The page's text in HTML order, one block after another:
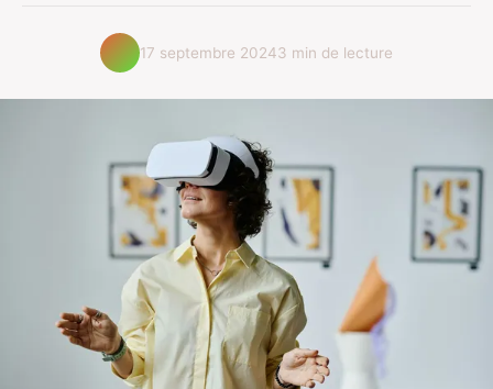
17 septembre 20243 min de lecture